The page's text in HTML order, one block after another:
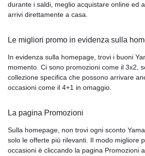
durante i saldi, meglio acquistare online ed
arrivi direttamente a casa.
Le migliori promo in evidenza sulla
In evidenza sulla homepage, trovi i buoni
momento. Ci sono promozioni come il 3x2,
collezione specifica che possono arrivare
occasioni come il 4+1 in omaggio.
La pagina Promozioni
Sulla homepage, non trovi ogni sconto
solo le offerte più rilevanti. Il modo migliore
occasioni è cliccando la pagina Promozioni